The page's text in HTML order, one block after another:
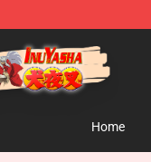
Merchandise Shop
Home